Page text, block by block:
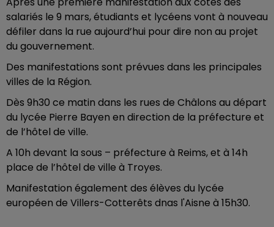
salariés le 9 mars, étudiants et lycéens vont à nouveau
défiler dans la rue aujourd’hui pour dire non au projet
du gouvernement.
Des manifestations sont prévues dans les principales
villes de la Région.
Dès 9h30 ce matin dans les rues de Châlons au départ
du lycée Pierre Bayen en direction de la préfecture et
de l’hôtel de ville.
A 10h devant la sous – préfecture à Reims, et à 14h
place de l’hôtel de ville à Troyes.
Manifestation également des élèves du lycée
européen de Villers-Cotterêts dnas l'Aisne à 15h30.